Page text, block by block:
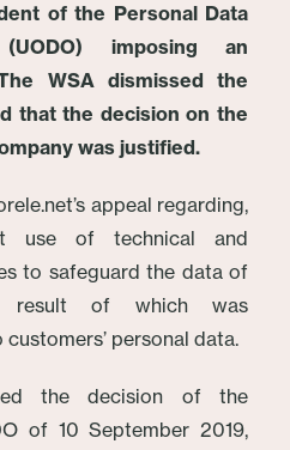
of the Personal Data
imposing an
WSA dismissed the
that the decision on the
was justified.
appeal regarding,
use of technical and
to safeguard the data of
result of which was
personal data.
the decision of the
of 10 September 2019,